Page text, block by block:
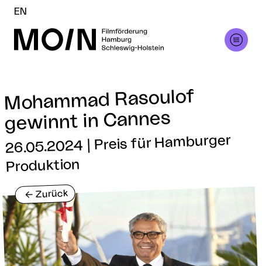
EN
Mohammad Rasoulof
gewinnt in Cannes
26.05.2024 | Preis für Hamburger
Produktion
<- Zurück